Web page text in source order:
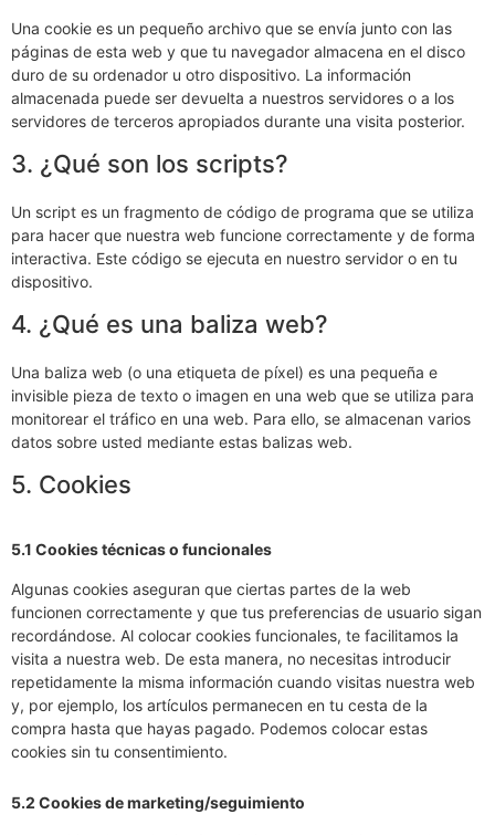
Una cookie es un pequeño archivo que se envía junto con las
páginas de esta web y que tu navegador almacena en el disco
duro de su ordenador u otro dispositivo. La información
almacenada puede ser devuelta a nuestros servidores o a los
servidores de terceros apropiados durante una visita posterior.
3. ¿Qué son los scripts?
Un script es un fragmento de código de programa que se utiliza
para hacer que nuestra web funcione correctamente y de forma
interactiva. Este código se ejecuta en nuestro servidor o en tu
dispositivo.
4. ¿Qué es una baliza web?
Una baliza web (o una etiqueta de píxel) es una pequeña e
invisible pieza de texto o imagen en una web que se utiliza para
monitorear el tráfico en una web. Para ello, se almacenan varios
datos sobre usted mediante estas balizas web.
5. Cookies
5.1 Cookies técnicas o funcionales
Algunas cookies aseguran que ciertas partes de la web
funcionen correctamente y que tus preferencias de usuario sigan
recordándose. Al colocar cookies funcionales, te facilitamos la
visita a nuestra web. De esta manera, no necesitas introducir
repetidamente la misma información cuando visitas nuestra web
y, por ejemplo, los artículos permanecen en tu cesta de la
compra hasta que hayas pagado. Podemos colocar estas
cookies sin tu consentimiento.
5.2 Cookies de marketing/seguimiento